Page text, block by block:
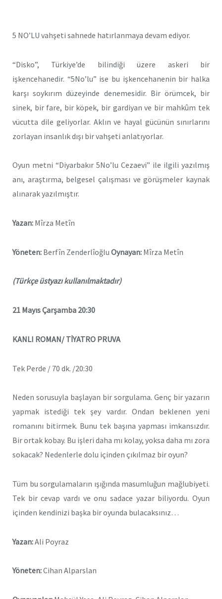
5 NO’LU vahşeti sahnede hatırlanmaya devam ediyor.
“Disko”, Türkiye’de bilindiği üzere askeri bir
işkencehanedir. “5No’lu” ise bu işkencehanenin bir halka
karşı soykırım düzeyinde denemesidir. Bir örümcek, bir
sinek, bir fare, bir köpek, bir gardiyan ve bir mahkûm tek
vücutta dile geliyorlar. Aklın ve hayal gücünün sınırlarını
zorlayan insanlık dışı bir vahşeti anlatıyorlar.
Oyun metni “Diyarbakır 5No’lu Cezaevi” ile ilgili yazılmış
anı, araştırma, belgesel çalışması ve görüşmeler kaynak
alınarak yazılmıştır.
Yazan: Mîrza Metîn
Yöneten: Berfîn Zenderlîoğlu Oynayan: Mîrza Metîn
(Türkçe üstyazı kullanılmaktadır)
21 Mayıs Çarşamba 20:30
KANLI ROMAN/ TİYATRO PRUVA
Tek Perde / 70 dk. /20:30
Neden sorusuyla başlayan bir sorgulama. Genç bir yazarın
yapmak istediği tek şey vardır. Ondan beklenen yeni
romanını bitirmek. Bunu tek başına yapması imkansızdır.
Bir ortak kobay. Bu işleri daha mı kolay, yoksa daha mı zora
sokacak? Nedenlerle dolu içinden çıkılmaz bir oyun?
Tüm bu sorgulamaların ışığında masumluğun mağlubiyeti.
Tek bir cevap vardı ve onu sadace yazar biliyordu. Oyun
içinden kendinizi başka bir oyunda bulacaksınız…
Yazan:Ali Poyraz
Yöneten:Cihan Alparslan